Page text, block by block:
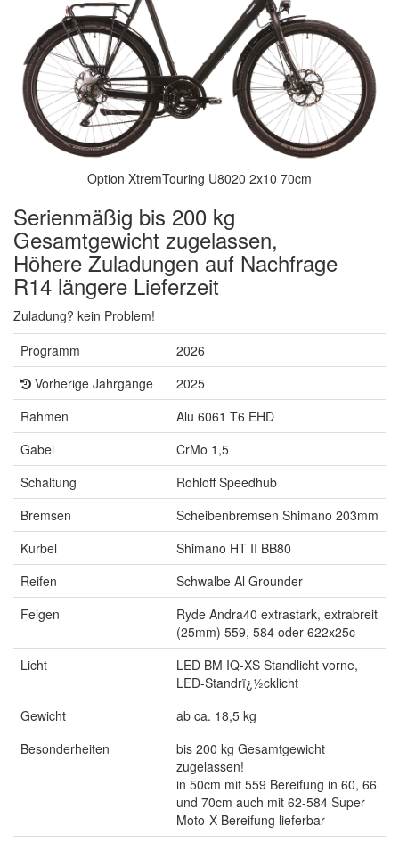
Option XtremTouring U8020 2x10 70cm
Serienmäßig bis 200 kg
Gesamtgewicht zugelassen,
Höhere Zuladungen auf Nachfrage
R14 längere Lieferzeit
Zuladung? kein Problem!
Programm
2026
Vorherige Jahrgänge
2025
Rahmen
Alu 6061 T6 EHD
Gabel
CrMo 1,5
Schaltung
Rohloff Speedhub
Bremsen
Scheibenbremsen Shimano 203mm
Kurbel
Shimano HT II BB80
Reifen
Schwalbe Al Grounder
Felgen
Ryde Andra40 extrastark, extrabreit
(25mm) 559, 584 oder 622x25c
Licht
LED BM IQ-XS Standlicht vorne,
LED-Standrï¿½cklicht
Gewicht
ab ca. 18,5 kg
Besonderheiten
bis 200 kg Gesamtgewicht
zugelassen!
in 50cm mit 559 Bereifung in 60, 66
und 70cm auch mit 62-584 Super
Moto-X Bereifung lieferbar